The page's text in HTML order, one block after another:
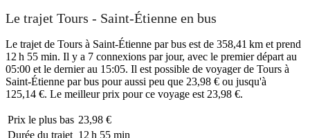
Le trajet Tours - Saint-Étienne en bus
Le trajet de Tours à Saint-Étienne par bus est de 358,41 km et prend
12 h 55 min. Il y a 7 connexions par jour, avec le premier départ au
05:00 et le dernier au 15:05. Il est possible de voyager de Tours à
Saint-Étienne par bus pour aussi peu que 23,98 € ou jusqu'à
125,14 €. Le meilleur prix pour ce voyage est 23,98 €.
Prix ​​le plus bas 23,98 €
Durée du trajet 12 h 55 min